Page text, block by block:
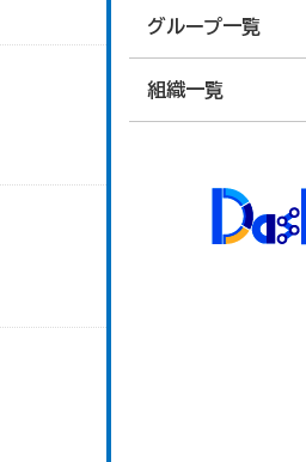
グループ一覧
組織一覧